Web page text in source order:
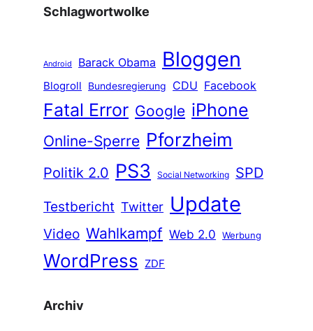
Schlagwortwolke
Android Barack Obama Bloggen
Blogroll Bundesregierung CDU Facebook
Fatal Error Google iPhone
Online-Sperre Pforzheim
Politik 2.0 PS3 Social Networking
SPD
Testbericht Twitter Update
Video Wahlkampf Web 2.0 Werbung
WordPress ZDF
Archiv